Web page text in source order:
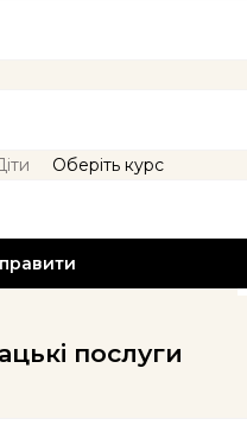
Оберіть курс
послуги